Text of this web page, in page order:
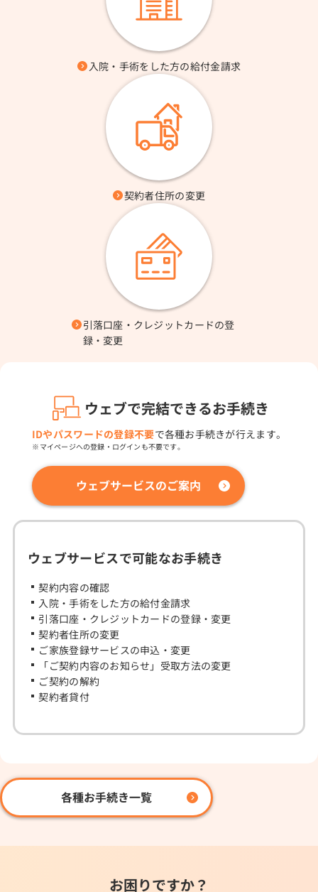
入院・手術をした方の給付金請求
契約者住所の変更
引落口座・クレジットカードの登
録・変更
ウェブで完結できるお手続き
IDやパスワードの登録不要で各種お手続きが行えます。
マイページへの登録・ログインも不要です。
ウェブサービスのご案内
ウェブサービスで可能なお手続き
契約内容の確認
入院・手術をした方の給付金請求
引落口座・クレジットカードの登録・変更
契約者住所の変更
ご家族登録サービスの申込・変更
「ご契約内容のお知らせ」受取方法の変更
ご契約の解約
契約者貸付
各種お手続き一覧
お困りですか？